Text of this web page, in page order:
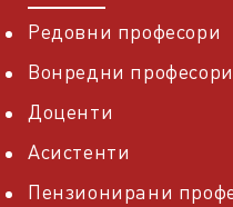
Редовни професори
Вонредни професори
Доценти
Асистенти
Пензионирани